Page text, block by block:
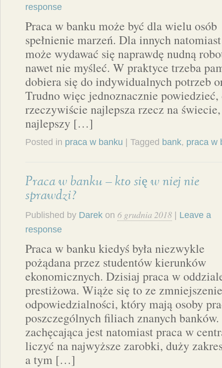
response
Praca w banku może być dla wielu osób
spełnienie marzeń. Dla innych natomiast
może wydawać się naprawdę nudną
nawet nie myśleć. W praktyce trzeba
dobiera się do indywidualnych potrzeb
Trudno więc jednoznacznie
rzeczywiście najlepsza rzecz na
najlepszy […]
Posted in praca w banku | Tagged bank, praca w
Praca w banku – kto się w niej nie
sprawdzi?
Published by Darek on 6 grudnia 2018
Leave a
response
Praca w banku kiedyś była niezwykle
pożądana przez studentów kierunków
ekonomicznych. Dzisiaj praca w
prestiżowa. Wiąże się to ze
odpowiedzialności, który mają osoby
poszczególnych filiach znanych
zachęcająca jest natomiast praca w
liczyć na najwyższe zarobki, duży
a tym […]